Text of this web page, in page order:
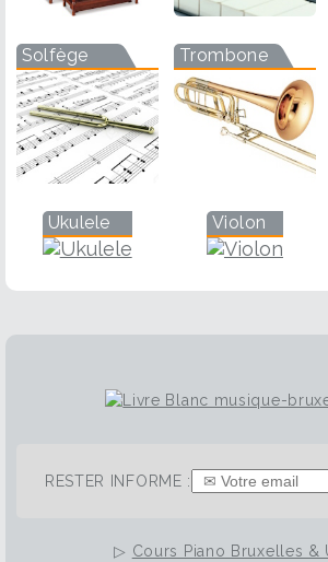
Solfège Trombone
Ukulele Violon
RESTER INFORME :
▷ Cours Piano Bruxelles &